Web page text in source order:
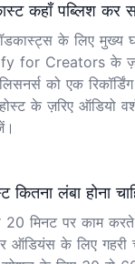
कहाँ पब्लिश कर
के लिए मुख्य
for Creators के
को एक
के ज़रिए ऑडियो
कितना लंबा होना
मिनट पर काम
ऑडियंस के लिए गहरी